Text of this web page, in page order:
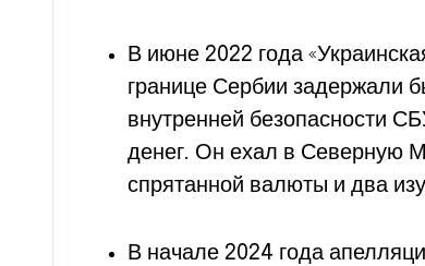
В июне 2022 года
границе Сербии задержали
внутренней безопасности
денег. Он ехал в Северную
спрятанной валюты и два
В начале 2024 года